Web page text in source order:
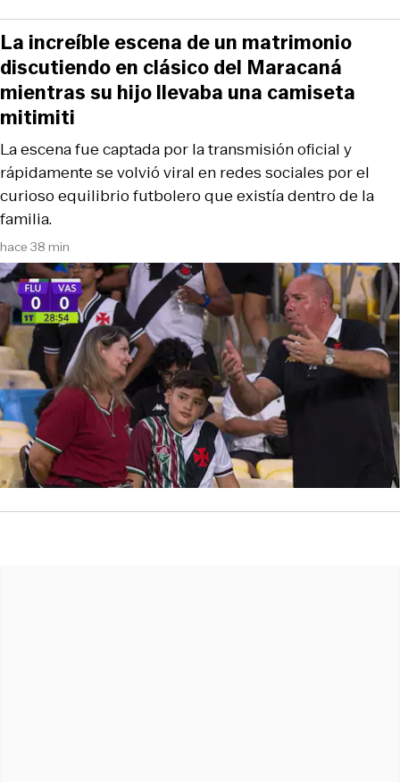
hace 38 min
La escena fue captada por la transmisión oficial y
rápidamente se volvió viral en redes sociales por el
curioso equilibrio futbolero que existía dentro de la
familia.
La increíble escena de un matrimonio
discutiendo en clásico del Maracaná
mientras su hijo llevaba una camiseta
mitimiti